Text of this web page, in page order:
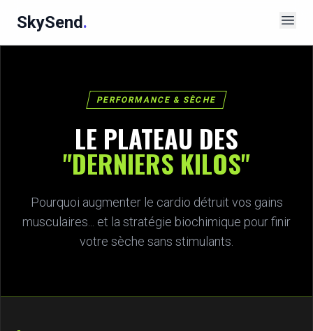
SkySend.
PERFORMANCE & SÈCHE
LE PLATEAU DES
"DERNIERS KILOS"
Pourquoi augmenter le cardio détruit vos gains
musculaires... et la stratégie biochimique pour finir
votre sèche sans stimulants.